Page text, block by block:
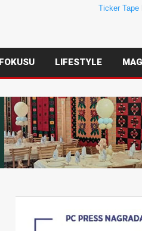
Ticker Tape
LIFESTYLE